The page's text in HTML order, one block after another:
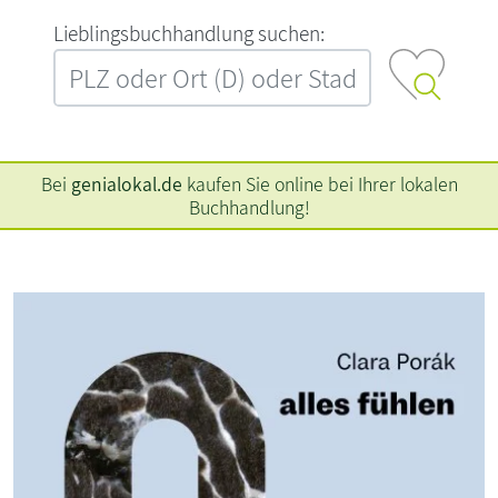
L‍i‍e‍b‍l‍i‍n‍g‍s‍b‍u‍c‍h‍h‍a‍n‍d‍l‍u‍n‍g‍ ‍s‍u‍c‍h‍e‍n‍:‍
Bei genialokal.de kaufen Sie online bei Ihrer lokalen
Buchhandlung!